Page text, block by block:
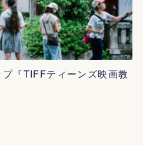
『TIFFティーンズ映画教